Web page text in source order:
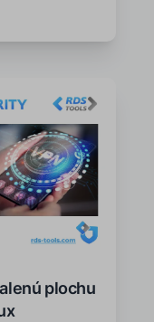
plochu